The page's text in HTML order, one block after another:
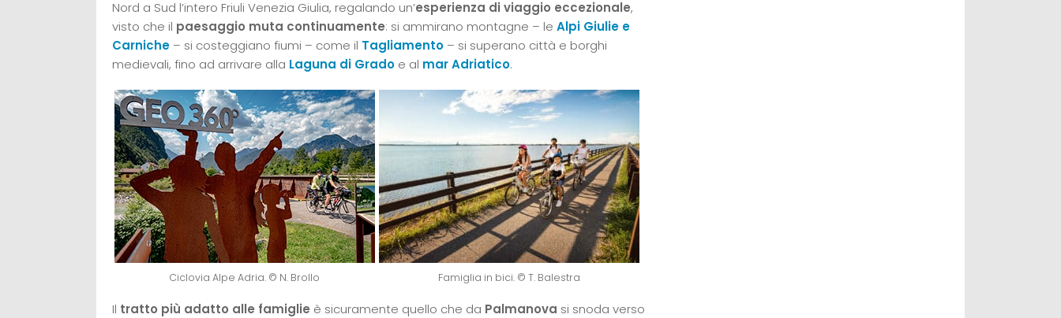
Nord a Sud l’intero Friuli Venezia Giulia, regalando un’esperienza di viaggio eccezionale,
visto che il paesaggio muta continuamente: si ammirano montagne – le Alpi Giulie e
Carniche – si costeggiano fiumi – come il Tagliamento – si superano città e borghi
medievali, fino ad arrivare alla Laguna di Grado e al mar Adriatico.
Ciclovia Alpe Adria. © N. Brollo Famiglia in bici. © T. Balestra
Il tratto più adatto alle famiglie è sicuramente quello che da Palmanova si snoda verso